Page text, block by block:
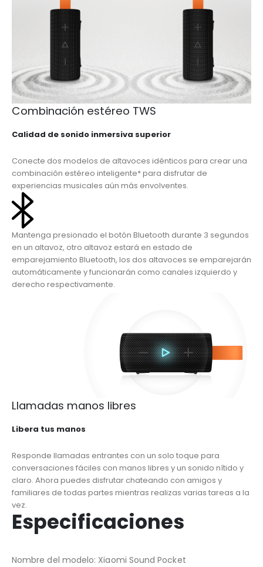
Combinación estéreo TWS
Calidad de sonido inmersiva superior
Conecte dos modelos de altavoces idénticos para crear una
combinación estéreo inteligente* para disfrutar de
experiencias musicales aún más envolventes.
Mantenga presionado el botón Bluetooth durante 3 segundos
en un altavoz, otro altavoz estará en estado de
emparejamiento Bluetooth, los dos altavoces se emparejarán
automáticamente y funcionarán como canales izquierdo y
derecho respectivamente.
Llamadas manos libres
Libera tus manos
Responde llamadas entrantes con un solo toque para
conversaciones fáciles con manos libres y un sonido nítido y
claro. Ahora puedes disfrutar chateando con amigos y
familiares de todas partes mientras realizas varias tareas a la
vez.
Especificaciones
Nombre del modelo: Xiaomi Sound Pocket